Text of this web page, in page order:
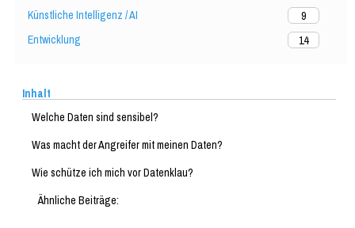
Künstliche Intelligenz / AI
9
Entwicklung
14
Inhalt
Welche Daten sind sensibel?
Was macht der Angreifer mit meinen Daten?
Wie schütze ich mich vor Datenklau?
Ähnliche Beiträge: